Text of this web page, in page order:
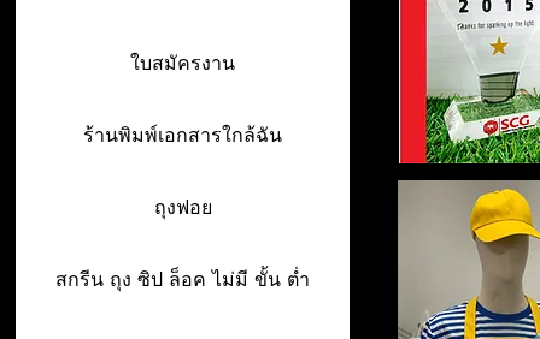
ใบสมัครงาน
ร้านพิมพ์เอกสารใกล้ฉัน
ถุงฟอย
สกรีน ถุง ซิป ล็อค ไม่มี ขั้น ต่ำ